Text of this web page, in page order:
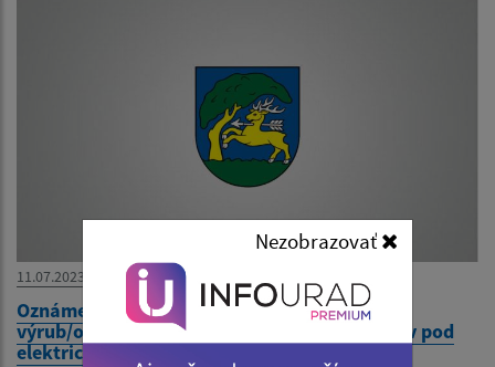
Nezobrazovať
11.07.2023
Oznámenie o plánovanom výrube a výzva na
výrub/okliesnenie drevín a krovitých porastov pod
elektrickým vedením